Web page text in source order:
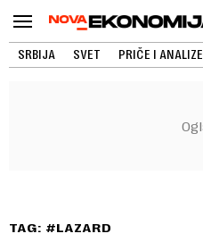
SRBIJA SVET PRIČE I ANALIZE
TAG: #LAZARD